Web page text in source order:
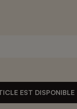
EST DISPONIBLE